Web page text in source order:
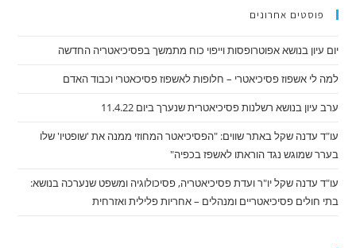
פוסטים אחרונים
יום עיון בנושא אפוטרופסות וייפוי כוח מתמשך בפסיכיאטריה החדשה
למה לי אשפוז פסיכיאטרי – חלופות לאשפוז פסיכאטרי וכבוד האדם
ערב עיון בנושא רשלנות פסיכיאטרית שנערך ביום 11.4.22
עו"ד עדנה שקל באתר שווים: "הפסיכיאטר המחוזי ממנה את 'שופטיו' שלו
בערר שמוגש נגד הוראתו לאשפז בכפיה"
עו"ד עדנה שקל יו"ר ועדת פסיכיאטריה, פסיכולוגיה ומשפט שנערכה בנושא:
בתי חולים פסיכיאטריים ומנהלים – אחריות פלילית ואזרחית